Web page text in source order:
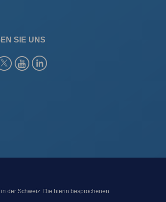
SIE UNS
der Schweiz. Die hierin besprochenen